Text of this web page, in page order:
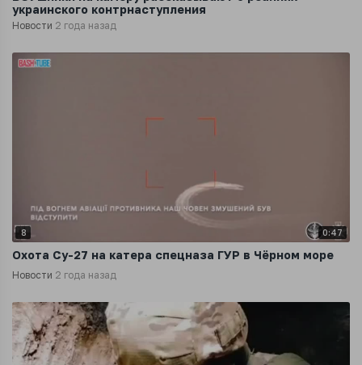
украинского контрнаступления
Новости 2 года назад
8 0:47
Охота Су-27 на катера спецназа ГУР в Чёрном море
Новости 2 года назад